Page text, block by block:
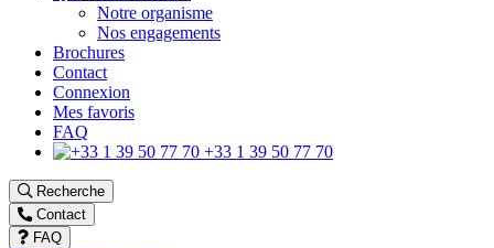
Notre organisme
Nos engagements
Brochures
Contact
Connexion
Mes favoris
FAQ
+33 1 39 50 77 70
Recherche
Contact
FAQ